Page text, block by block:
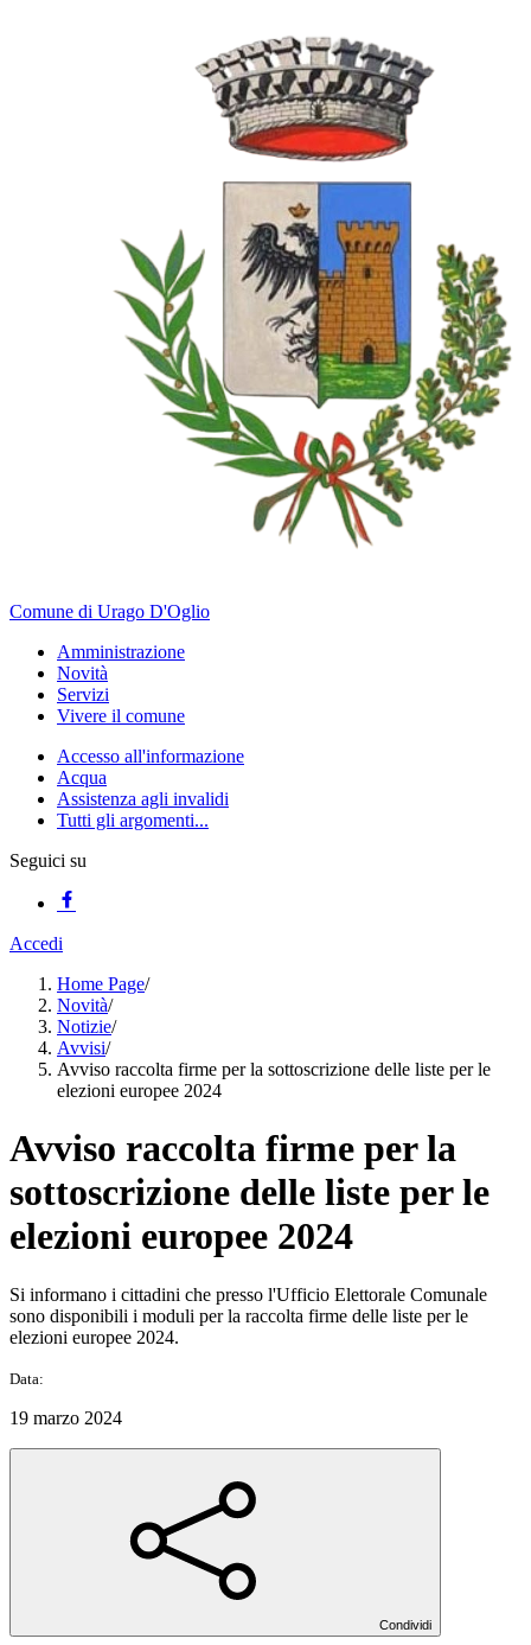
Comune di Urago D'Oglio
Amministrazione
Novità
Servizi
Vivere il comune
Accesso all'informazione
Acqua
Assistenza agli invalidi
Tutti gli argomenti...
Seguici su
Accedi
Home Page/
Novità/
Notizie/
Avvisi/
Avviso raccolta firme per la sottoscrizione delle liste per le
elezioni europee 2024
Avviso raccolta firme per la
sottoscrizione delle liste per le
elezioni europee 2024
Si informano i cittadini che presso l'Ufficio Elettorale Comunale
sono disponibili i moduli per la raccolta firme delle liste per le
elezioni europee 2024.
Data:
19 marzo 2024
Condividi